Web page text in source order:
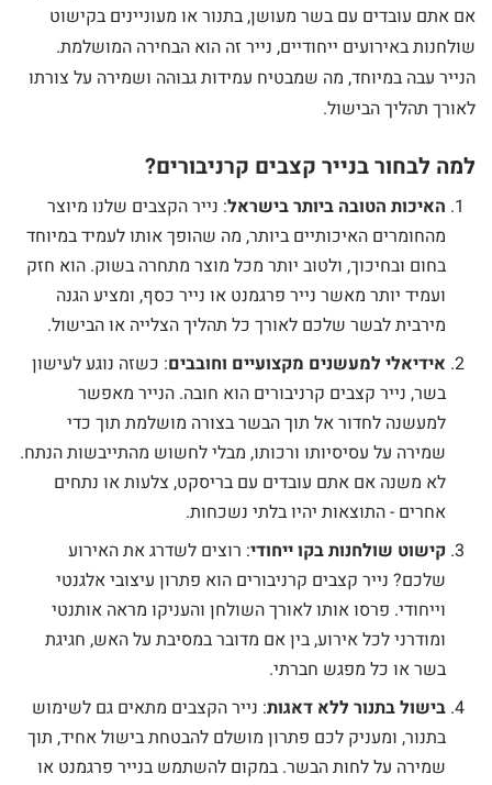
אם אתם עובדים עם בשר מעושן, בתנור או מעוניינים בקישוט
שולחנות באירועים ייחודיים, נייר זה הוא הבחירה המושלמת.
הנייר עבה במיוחד, מה שמבטיח עמידות גבוהה ושמירה על צורתו
לאורך תהליך הבישול.
למה לבחור בנייר קצבים קרניבורים?
האיכות הטובה ביותר בישראל: נייר הקצבים שלנו מיוצר
מהחומרים האיכותיים ביותר, מה שהופך אותו לעמיד במיוחד
בחום ובחיכוך, ולטוב יותר מכל מוצר מתחרה בשוק. הוא חזק
ועמיד יותר מאשר נייר פרגמנט או נייר כסף, ומציע הגנה
מירבית לבשר שלכם לאורך כל תהליך הצלייה או הבישול.
אידיאלי למעשנים מקצועיים וחובבים: כשזה נוגע לעישון
בשר, נייר קצבים קרניבורים הוא חובה. הנייר מאפשר
למעשנה לחדור אל תוך הבשר בצורה מושלמת תוך כדי
שמירה על עסיסיותו ורכותו, מבלי לחשוש מהתייבשות הנתח.
לא משנה אם אתם עובדים עם בריסקט, צלעות או נתחים
אחרים - התוצאות יהיו בלתי נשכחות.
קישוט שולחנות בקו ייחודי: רוצים לשדרג את האירוע
שלכם? נייר קצבים קרניבורים הוא פתרון עיצובי אלגנטי
וייחודי. פרסו אותו לאורך השולחן והעניקו מראה אותנטי
ומודרני לכל אירוע, בין אם מדובר במסיבת על האש, חגיגת
בשר או כל מפגש חברתי.
בישול בתנור ללא דאגות: נייר הקצבים מתאים גם לשימוש
בתנור, ומעניק לכם פתרון מושלם להבטחת בישול אחיד, תוך
שמירה על לחות הבשר. במקום להשתמש בנייר פרגמנט או